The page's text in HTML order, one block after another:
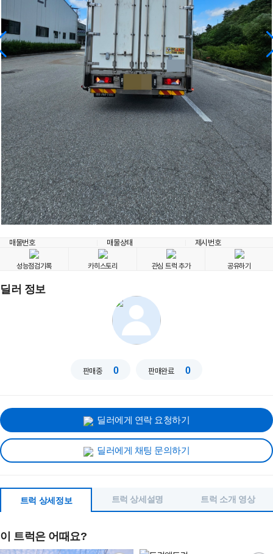
매물번호 매물상태 제시번호
성능점검기록 카히스토리 관심 트럭 추가 공유하기
딜러 정보
판매중 0 판매완료 0
딜러에게 연락 요청하기
딜러에게 채팅 문의하기
트럭 상세정보 트럭 상세설명 트럭 소개 영상
이 트럭은 어때요?